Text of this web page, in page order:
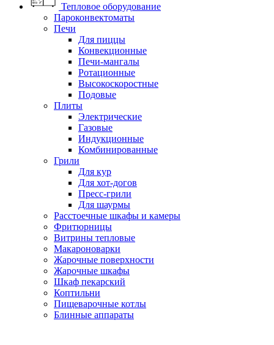
Тепловое оборудование
Пароконвектоматы
Печи
Для пиццы
Конвекционные
Печи-мангалы
Ротационные
Высокоскоростные
Подовые
Плиты
Электрические
Газовые
Индукционные
Комбинированные
Грили
Для кур
Для хот-догов
Пресс-грили
Для шаурмы
Расстоечные шкафы и камеры
Фритюрницы
Витрины тепловые
Макароноварки
Жарочные поверхности
Жарочные шкафы
Шкаф пекарский
Коптильни
Пищеварочные котлы
Блинные аппараты